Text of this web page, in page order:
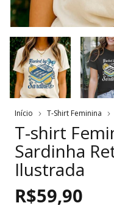
Início T-Shirt Feminina
T-shirt
Sardinha
Ilustrada
R$59,90